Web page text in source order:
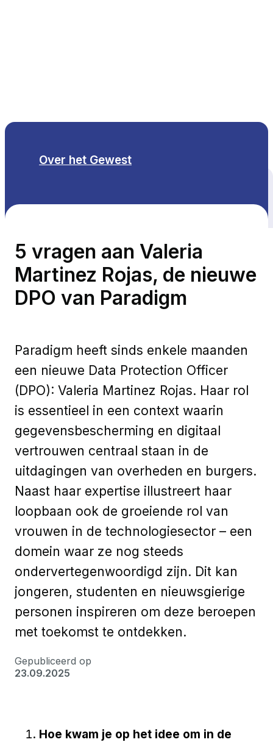
Over het Gewest
5 vragen aan Valeria
Martinez Rojas, de nieuwe
DPO van Paradigm
Paradigm heeft sinds enkele maanden
een nieuwe Data Protection Officer
(DPO): Valeria Martinez Rojas. Haar rol
is essentieel in een context waarin
gegevensbescherming en digitaal
vertrouwen centraal staan in de
uitdagingen van overheden en burgers.
Naast haar expertise illustreert haar
loopbaan ook de groeiende rol van
vrouwen in de technologiesector – een
domein waar ze nog steeds
ondervertegenwoordigd zijn. Dit kan
jongeren, studenten en nieuwsgierige
personen inspireren om deze beroepen
met toekomst te ontdekken.
Gepubliceerd op
23.09.2025
Hoe kwam je op het idee om in de